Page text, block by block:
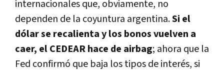
internacionales que, obviamente, no
dependen de la coyuntura argentina.Si el
dólar se recalienta y los bonos vuelven a
caer, elCEDEAR hace de airbag; ahora que la
Fed confirmó que baja los tipos de interés, si